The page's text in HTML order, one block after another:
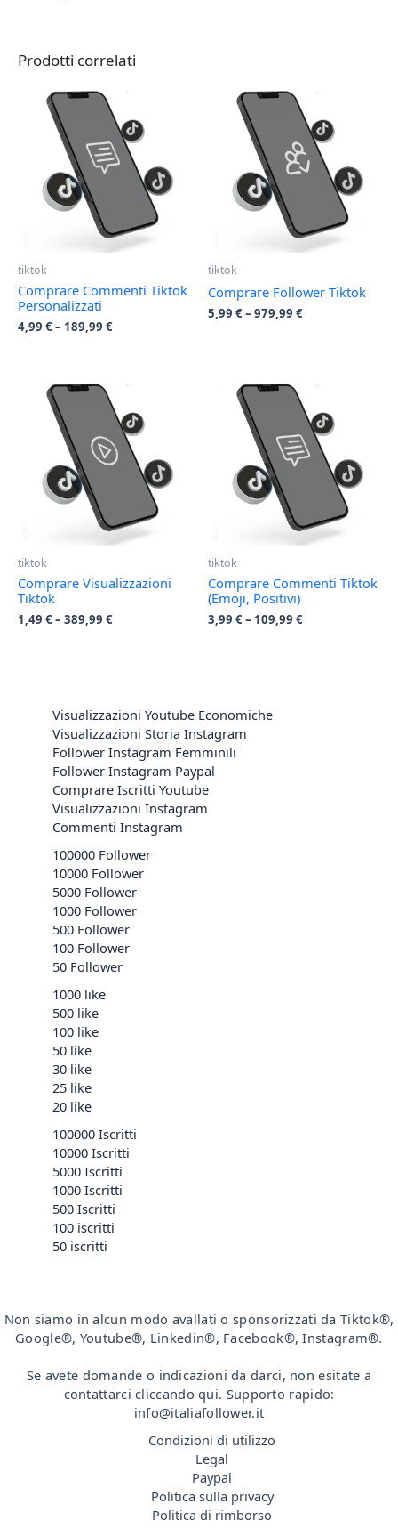
Prodotti correlati
tiktok
Comprare Commenti Tiktok
Personalizzati
4,99 €– 189,99 €
tiktok
Comprare Follower Tiktok
5,99 €– 979,99 €
tiktok
Comprare Visualizzazioni
Tiktok
1,49 €– 389,99 €
tiktok
Comprare Commenti Tiktok
(Emoji, Positivi)
3,99 €– 109,99 €
Visualizzazioni Youtube Economiche
Visualizzazioni Storia Instagram
Follower Instagram Femminili
Follower Instagram Paypal
Comprare Iscritti Youtube
Visualizzazioni Instagram
Commenti Instagram
100000 Follower
10000 Follower
5000 Follower
1000 Follower
500 Follower
100 Follower
50 Follower
1000 like
500 like
100 like
50 like
30 like
25 like
20 like
100000 Iscritti
10000 Iscritti
5000 Iscritti
1000 Iscritti
500 Iscritti
100 iscritti
50 iscritti
Non siamo in alcun modo avallati o sponsorizzati da Tiktok®,
Google®, Youtube®, Linkedin®, Facebook®, Instagram®.
Se avete domande o indicazioni da darci, non esitate a
contattarci cliccando qui. Supporto rapido:
info@italiafollower.it
Condizioni di utilizzo
Legal
Paypal
Politica sulla privacy
Politica di rimborso